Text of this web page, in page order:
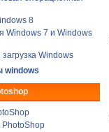
8
Windows 7 и Windows
загрузка Windows
windows
PhotoShop